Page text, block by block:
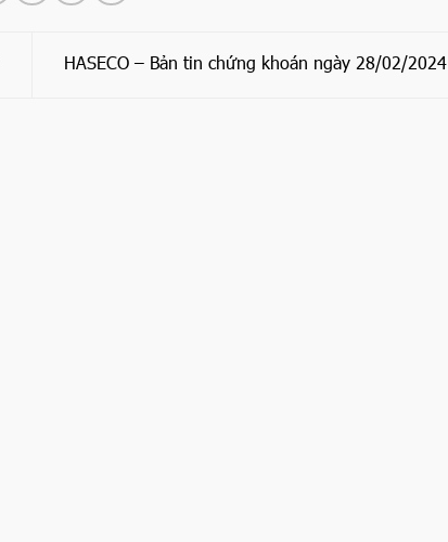
HASECO – Bản tin chứng khoán ngày 28/02/2024